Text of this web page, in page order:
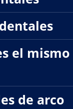
el mismo
de arco